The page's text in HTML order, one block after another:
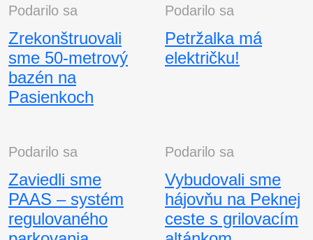
Podarilo sa
Zrekonštruovali
sme 50-metrový
bazén na
Pasienkoch
Podarilo sa
Petržalka má
električku!
Podarilo sa
Zaviedli sme
PAAS – systém
regulovaného
Podarilo sa
Vybudovali sme
hájovňu na Peknej
ceste s grilovacím